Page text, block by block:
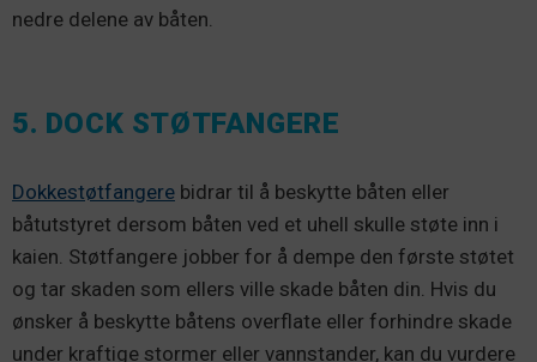
nedre delene av båten.
5. DOCK STØTFANGERE
Dokkestøtfangere bidrar til å beskytte båten eller
båtutstyret dersom båten ved et uhell skulle støte inn i
kaien. Støtfangere jobber for å dempe den første støtet
og tar skaden som ellers ville skade båten din. Hvis du
ønsker å beskytte båtens overflate eller forhindre skade
under kraftige stormer eller vannstander, kan du vurdere